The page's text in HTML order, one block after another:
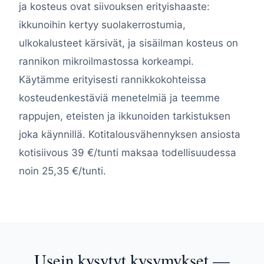
ja kosteus ovat siivouksen erityishaaste:
ikkunoihin kertyy suolakerrostumia,
ulkokalusteet kärsivät, ja sisäilman kosteus on
rannikon mikroilmastossa korkeampi.
Käytämme erityisesti rannikkokohteissa
kosteudenkestäviä menetelmiä ja teemme
rappujen, eteisten ja ikkunoiden tarkistuksen
joka käynnillä. Kotitalousvähennyksen ansiosta
kotisiivous 39 €/tunti maksaa todellisuudessa
noin 25,35 €/tunti.